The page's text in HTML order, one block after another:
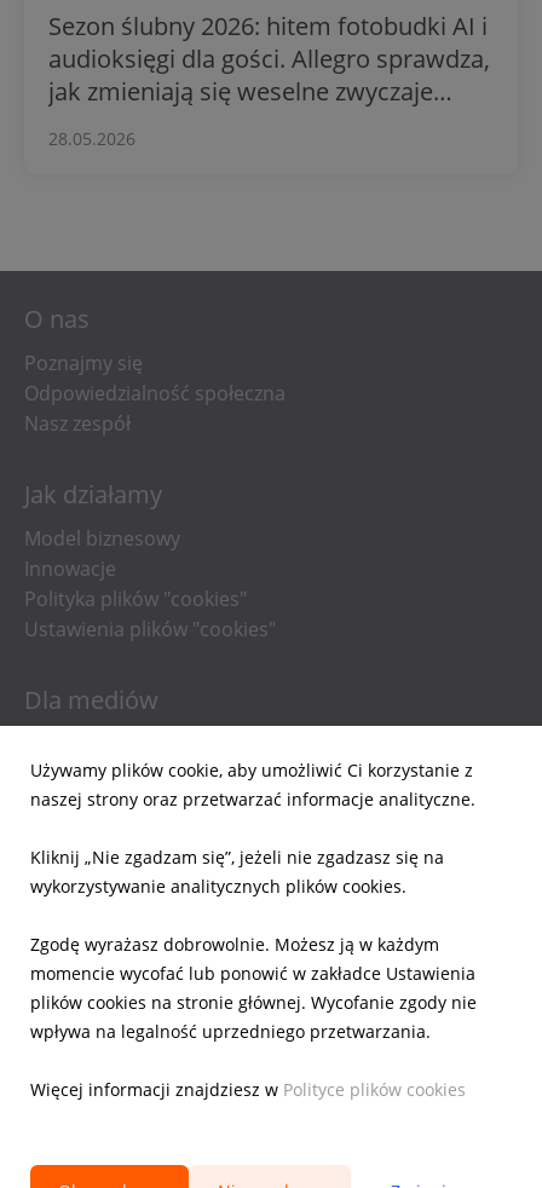
Sezon ślubny 2026: hitem fotobudki AI i
audioksięgi dla gości. Allegro sprawdza,
jak zmieniają się weselne zwyczaje
28.05.2026
O nas
Poznajmy się
Odpowiedzialność społeczna
Nasz zespół
Jak działamy
Model biznesowy
Innowacje
Polityka plików "cookies"
Ustawienia plików "cookies"
Dla mediów
Materiały do pobrania
Powiadomienia email
Dla inwestorów
Raporty bieżące
Ład Korporacyjny
Akcje
Prezentacje
IR Kontakt
Używamy plików cookie, aby umożliwić Ci korzystanie z
naszej strony oraz przetwarzać informacje analityczne.
Kliknij „Nie zgadzam się”, jeżeli nie zgadzasz się na
wykorzystywanie analitycznych plików cookies.
Zgodę wyrażasz dobrowolnie. Możesz ją w każdym
momencie wycofać lub ponowić w zakładce Ustawienia
plików cookies na stronie głównej. Wycofanie zgody nie
wpływa na legalność uprzedniego przetwarzania.
Więcej informacji znajdziesz w Polityce plików cookies